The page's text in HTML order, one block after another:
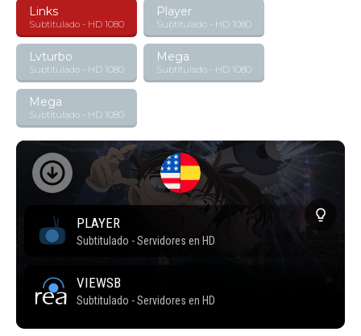
Links
Subtitulado - HD 1080
Player
Subtitulado - HD 1080
Lvturbo
Subtitulado - HD 1080
Mega
Subtitulado - HD 1080
Mega
Subtitulado - HD 1080